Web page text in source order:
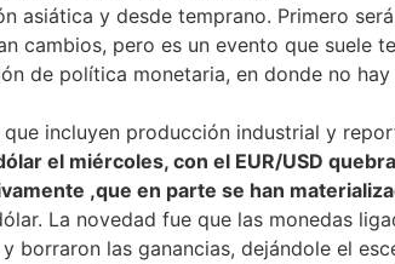
asiática y desde temprano. Primero
cambios, pero es un evento que suele
de política monetaria, en donde no
incluyen producción industrial y
el miércoles, con el EUR/USD
,que en parte se han
La novedad fue que las monedas
borraron las ganancias, dejándole el